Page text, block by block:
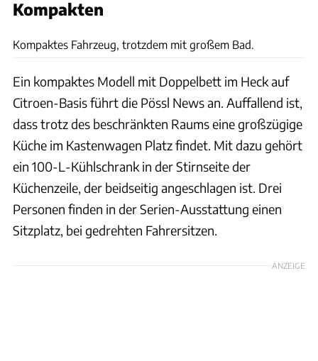
Kompakten
Kompaktes Fahrzeug, trotzdem mit großem Bad.
Ein kompaktes Modell mit Doppelbett im Heck auf
Citroen-Basis führt die Pössl News an. Auffallend ist,
dass trotz des beschränkten Raums eine großzügige
Küche im Kastenwagen Platz findet. Mit dazu gehört
ein 100-L-Kühlschrank in der Stirnseite der
Küchenzeile, der beidseitig angeschlagen ist. Drei
Personen finden in der Serien-Ausstattung einen
Sitzplatz, bei gedrehten Fahrersitzen.
ANZEIGE